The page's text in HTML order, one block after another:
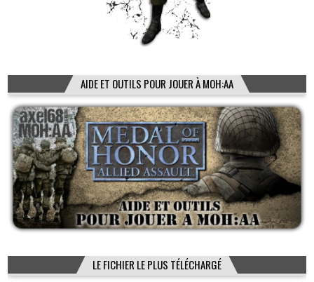
AIDE ET OUTILS POUR JOUER À MOH:AA
LE FICHIER LE PLUS TÉLÉCHARGÉ